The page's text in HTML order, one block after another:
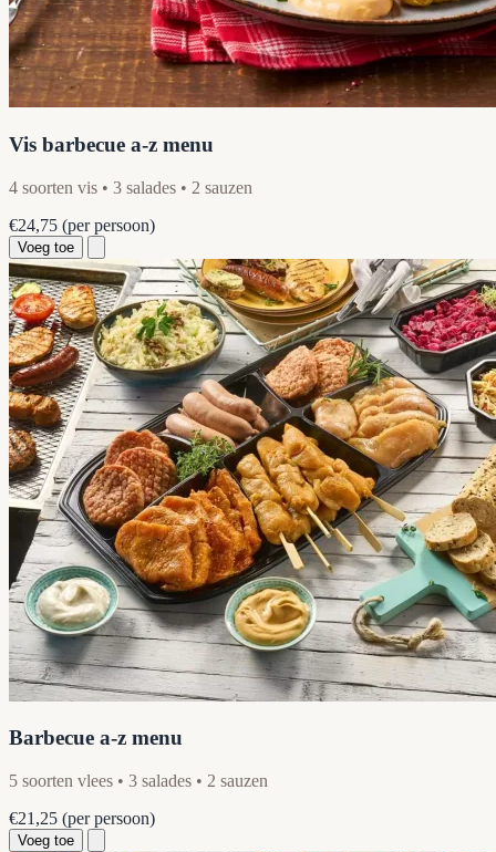
Vis barbecue a-z menu
4 soorten vis • 3 salades • 2 sauzen
€24,75 (per persoon)
Voeg toe
Barbecue a-z menu
5 soorten vlees • 3 salades • 2 sauzen
€21,25 (per persoon)
Voeg toe